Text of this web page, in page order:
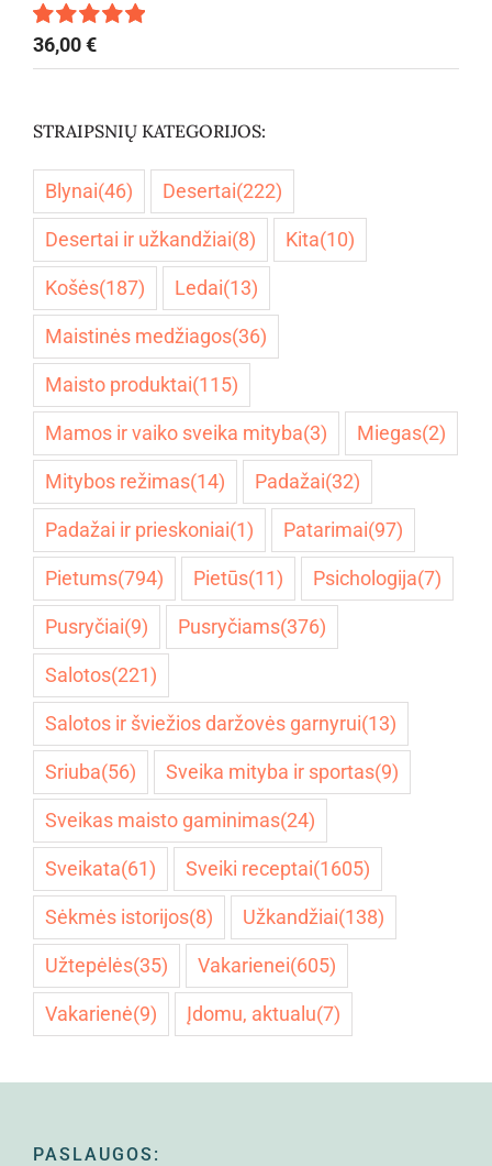
Įvertinimas:
5.00iš 5
36,00€
STRAIPSNIŲ KATEGORIJOS:
Blynai(46) Desertai(222)
Desertai ir užkandžiai(8) Kita(10)
Košės(187) Ledai(13)
Maistinės medžiagos(36)
Maisto produktai(115)
Mamos ir vaiko sveika mityba(3) Miegas(2)
Mitybos režimas(14) Padažai(32)
Padažai ir prieskoniai(1) Patarimai(97)
Pietums(794) Pietūs(11) Psichologija(7)
Pusryčiai(9) Pusryčiams(376)
Salotos(221)
Salotos ir šviežios daržovės garnyrui(13)
Sriuba(56) Sveika mityba ir sportas(9)
Sveikas maisto gaminimas(24)
Sveikata(61) Sveiki receptai(1605)
Sėkmės istorijos(8) Užkandžiai(138)
Užtepėlės(35) Vakarienei(605)
Vakarienė(9) Įdomu, aktualu(7)
PASLAUGOS: